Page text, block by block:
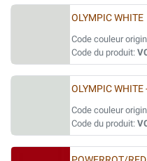
OLYMPIC WHITE
Code couleur
Code du produit:
OLYMPIC WHITE
Code couleur
Code du produit: